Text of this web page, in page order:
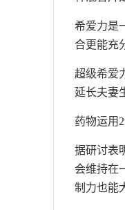
希爱力是
合更能充
超级希爱
延长夫妻
药物运用
据研讨表
会维持在
制力也能